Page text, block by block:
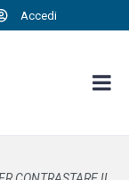
Accedi